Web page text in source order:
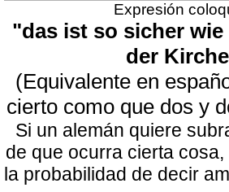
Expresión
"das ist so sicher wie
der
(Equivalente en
cierto como que dos y
Si un alemán quiere
de que ocurra cierta
la probabilidad de decir